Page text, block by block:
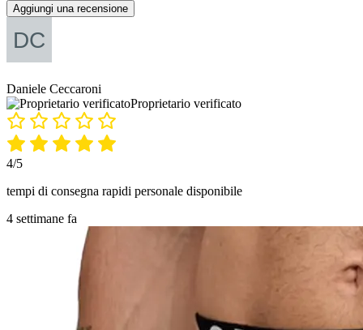
Aggiungi una recensione
Daniele Ceccaroni
Proprietario verificato
4/5
tempi di consegna rapidi personale disponibile
4 settimane fa